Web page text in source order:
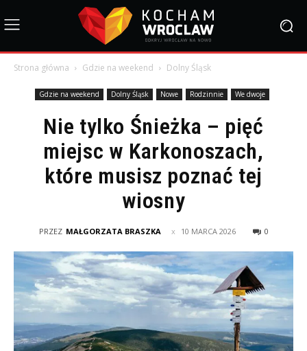
Strona główna Gdzie na weekend Dolny Śląsk
Gdzie na weekend Dolny Śląsk Nowe Rodzinnie We dwoje
Nie tylko Śnieżka – pięć
miejsc w Karkonoszach,
które musisz poznać tej
wiosny
PRZEZ MAŁGORZATA BRASZKA 10 MARCA 2026 0